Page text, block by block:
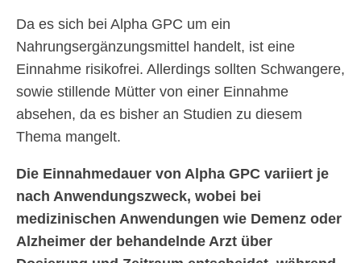
Da es sich bei Alpha GPC um ein
Nahrungsergänzungsmittel handelt, ist eine
Einnahme risikofrei. Allerdings sollten Schwangere,
sowie stillende Mütter von einer Einnahme
absehen, da es bisher an Studien zu diesem
Thema mangelt.
Die Einnahmedauer von Alpha GPC variiert je
nach Anwendungszweck, wobei bei
medizinischen Anwendungen wie Demenz oder
Alzheimer der behandelnde Arzt über